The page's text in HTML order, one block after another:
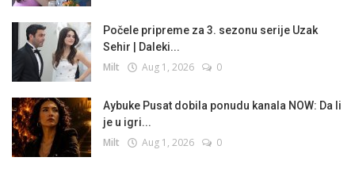
Počele pripreme za 3. sezonu serije Uzak
Sehir | Daleki...
Milt Aug 1, 2026 0
Aybuke Pusat dobila ponudu kanala NOW: Da li
je u igri...
Milt Aug 1, 2026 0